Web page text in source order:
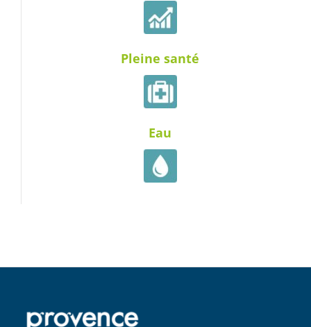
Pleine santé
Eau